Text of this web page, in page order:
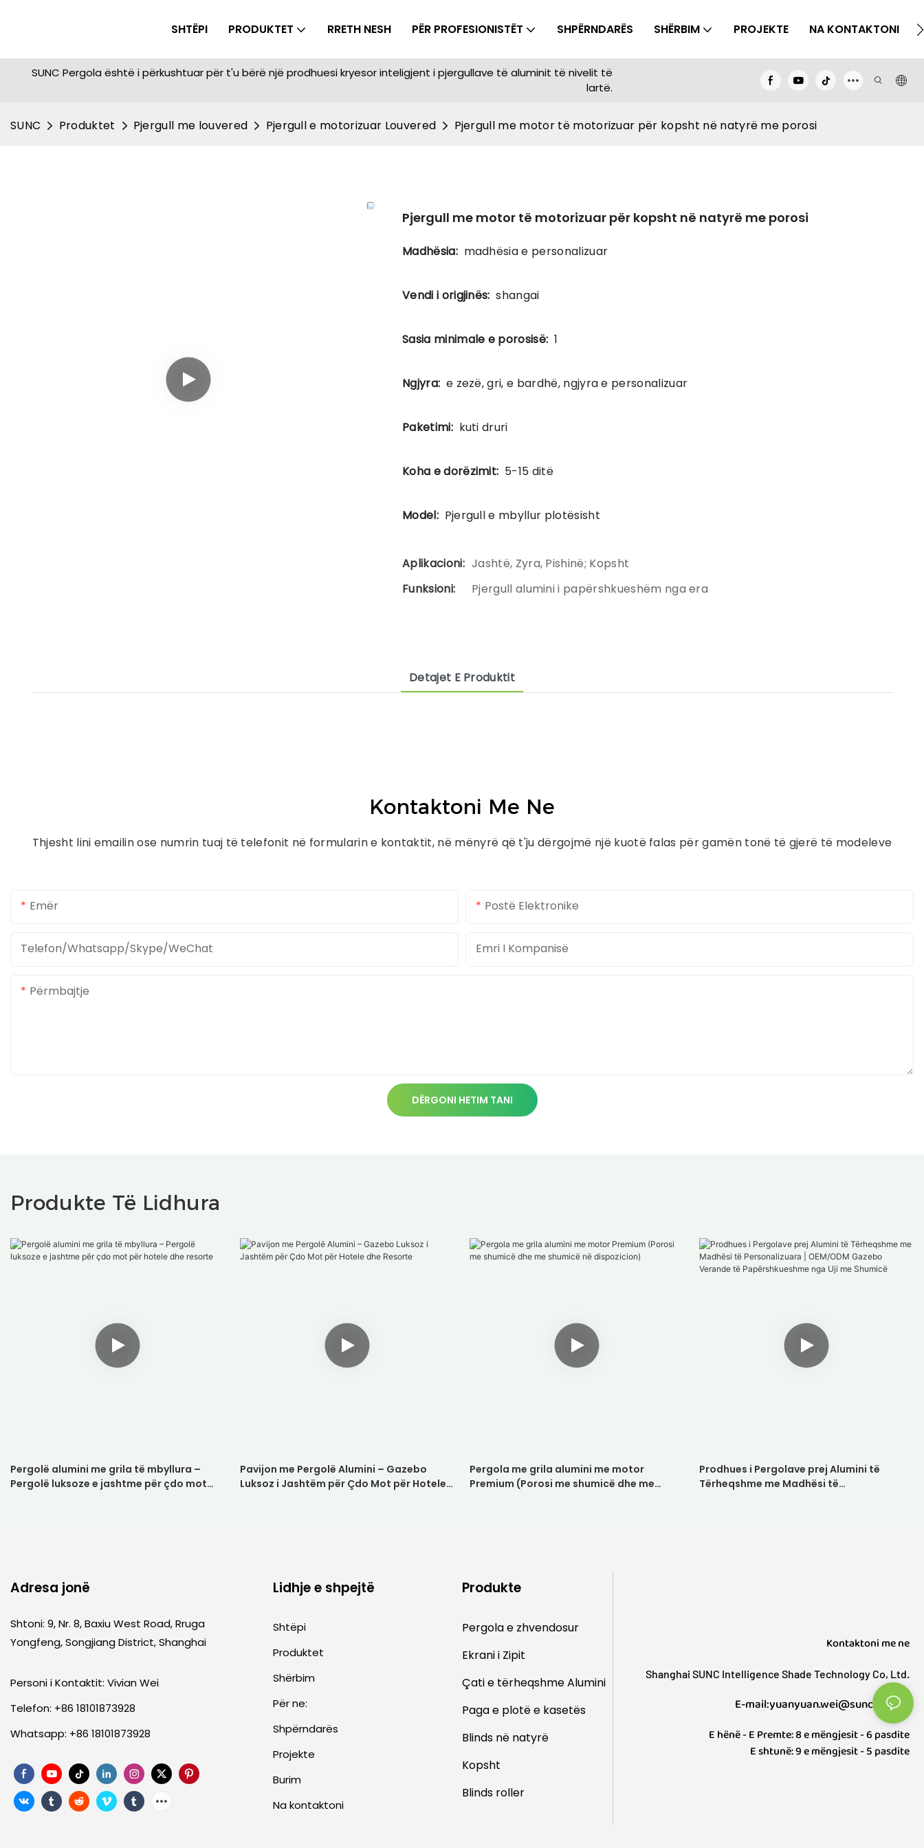
SHTËPI PRODUKTET RRETH NESH PËR PROFESIONISTËT SHPËRNDARËS SHËRBIM PROJEKTE NA KONTAKTONI
SUNC Pergola është i përkushtuar për t'u bërë një prodhuesi kryesor inteligjent i pjergullave të aluminit të nivelit të
lartë.
SUNC Produktet Pjergull me louvered Pjergull e motorizuar Louvered Pjergull me motor të motorizuar për kopsht në natyrë me porosi
Pjergull me motor të motorizuar për kopsht në natyrë me porosi
Madhësia: madhësia e personalizuar
Vendi i origjinës: shangai
Sasia minimale e porosisë: 1
Ngjyra: e zezë, gri, e bardhë, ngjyra e personalizuar
Paketimi: kuti druri
Koha e dorëzimit: 5-15 ditë
Model: Pjergull e mbyllur plotësisht
Aplikacioni: Jashtë, Zyra, Pishinë; Kopsht
Funksioni:
Pjergull alumini i papërshkueshëm nga era
Detajet E Produktit
Kontaktoni Me Ne
Thjesht lini emailin ose numrin tuaj të telefonit në formularin e kontaktit, në mënyrë që t'ju dërgojmë një kuotë falas për gamën tonë të gjerë të modeleve
Emër Postë Elektronike
Telefon/whatsapp/skype/weChat Emri I Kompanisë
Përmbajtje
DËRGONI HETIM TANI
Produkte Të Lidhura
Pergolë alumini me grila të mbyllura –
Pergolë luksoze e jashtme për çdo mot
Pavijon me Pergolë Alumini – Gazebo
Luksoz i Jashtëm për Çdo Mot për Hotele
Pergola me grila alumini me motor
Premium (Porosi me shumicë dhe me
Prodhues i Pergolave ​​prej Alumini të
Tërheqshme me Madhësi të
Adresa jonë
Shtoni: 9, Nr. 8, Baxiu West Road, Rruga
Yongfeng, Songjiang District, Shanghai
Personi i Kontaktit: Vivian Wei
Telefon: +86 18101873928
Whatsapp: +86 18101873928
Lidhje e shpejtë
Shtëpi
Produktet
Shërbim
Për ne:
Shpërndarës
Projekte
Burim
Na kontaktoni
Produkte
Pergola e zhvendosur
Ekrani i Zipit
Çati e tërheqshmeAlumini
Paga e plotë e kasetës
Blinds në natyrë
Kopsht
Blinds roller
Kontaktoni me ne
Shanghai SUNC Intelligence Shade Technology Co, Ltd.
E-mail:yuanyuan.wei@sunctech.cn
E hënë - E Premte: 8 e mëngjesit - 6 pasdite
E shtunë: 9 e mëngjesit - 5 pasdite